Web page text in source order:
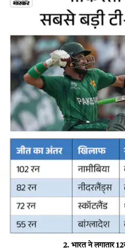
2. भारत ने लगातार